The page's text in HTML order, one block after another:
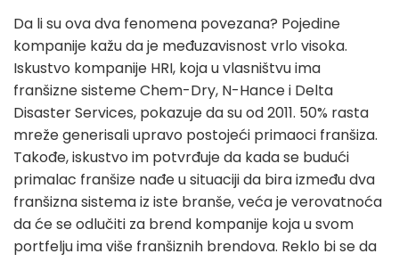
Da li su ova dva fenomena povezana? Pojedine
kompanije kažu da je međuzavisnost vrlo visoka.
Iskustvo kompanije HRI, koja u vlasništvu ima
franšizne sisteme Chem-Dry, N-Hance i Delta
Disaster Services, pokazuje da su od 2011. 50% rasta
mreže generisali upravo postojeći primaoci franšiza.
Takođe, iskustvo im potvrđuje da kada se budući
primalac franšize nađe u situaciji da bira između dva
franšizna sistema iz iste branše, veća je verovatnoća
da će se odlučiti za brend kompanije koja u svom
portfelju ima više franšiznih brendova. Reklo bi se da